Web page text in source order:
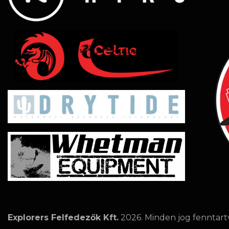
Explorers Felfedezők Kft. 2026. Minden jog